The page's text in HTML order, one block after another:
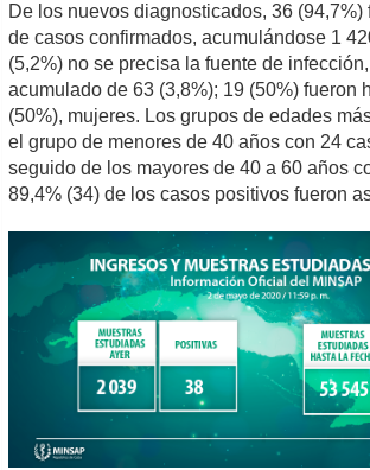
De los nuevos diagnosticados, 36 (94,7%)
de casos confirmados, acumulándose 1
(5,2%) no se precisa la fuente de
acumulado de 63 (3,8%); 19 (50%) fueron
(50%), mujeres. Los grupos de edades
el grupo de menores de 40 años con 24
seguido de los mayores de 40 a 60 años
89,4% (34) de los casos positivos fueron